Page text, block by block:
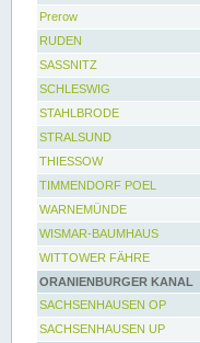
Prerow
RUDEN
SASSNITZ
SCHLESWIG
STAHLBRODE
STRALSUND
THIESSOW
TIMMENDORF POEL
WARNEMÜNDE
WISMAR-BAUMHAUS
WITTOWER FÄHRE
ORANIENBURGER KANAL
SACHSENHAUSEN OP
SACHSENHAUSEN UP